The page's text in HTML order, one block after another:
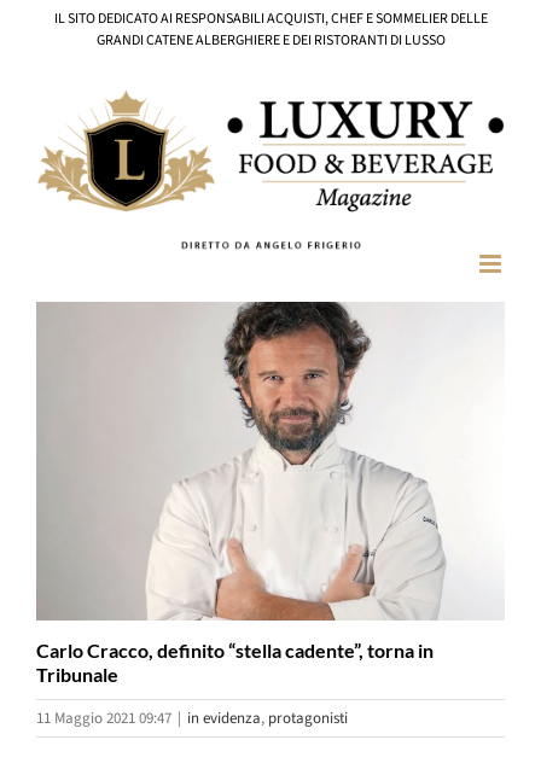
IL SITO DEDICATO AI RESPONSABILI ACQUISTI, CHEF E SOMMELIER DELLE
GRANDI CATENE ALBERGHIERE E DEI RISTORANTI DI LUSSO
Carlo Cracco, definito “stella cadente”, torna in
Tribunale
11 Maggio 2021 09:47 | in evidenza, protagonisti